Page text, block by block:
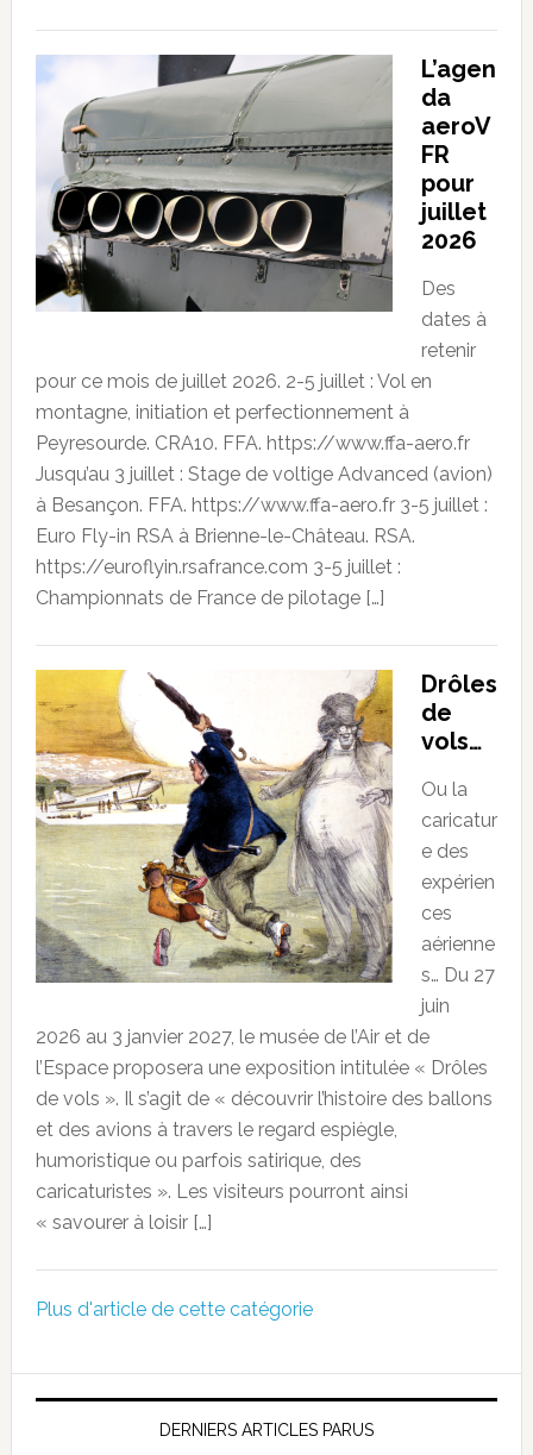
L’agen
da
aeroV
FR
pour
juillet
2026
Des
dates à
retenir
pour ce mois de juillet 2026. 2-5 juillet : Vol en
montagne, initiation et perfectionnement à
Peyresourde. CRA10. FFA. https://www.ffa-aero.fr
Jusqu’au 3 juillet : Stage de voltige Advanced (avion)
à Besançon. FFA. https://www.ffa-aero.fr 3-5 juillet :
Euro Fly-in RSA à Brienne-le-Château. RSA.
https://euroflyin.rsafrance.com 3-5 juillet :
Championnats de France de pilotage […]
Drôles
de
vols…
Ou la
caricatur
e des
expérien
ces
aérienne
s… Du 27
juin
2026 au 3 janvier 2027, le musée de l’Air et de
l’Espace proposera une exposition intitulée « Drôles
de vols ». Il s’agit de « découvrir l’histoire des ballons
et des avions à travers le regard espiègle,
humoristique ou parfois satirique, des
caricaturistes ». Les visiteurs pourront ainsi
« savourer à loisir […]
Plus d'article de cette catégorie
DERNIERS ARTICLES PARUS